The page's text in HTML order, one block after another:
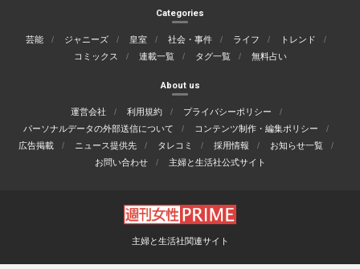
Categories
芸能 ジャニーズ 皇室 社会・事件 ライフ
トレンド
コミックス
連載一覧 タグ一覧 無料占い
About us
運営会社 利用規約
プライバシーポリシー
パーソナルデータの外部送信について
コンテンツ制作・編集ポリシー
広告掲載
ニュース提供先 タレコミ 採用情報
お知らせ一覧
お問い合わせ
主婦と生活社公式サイト
主婦と生活社関連サイト